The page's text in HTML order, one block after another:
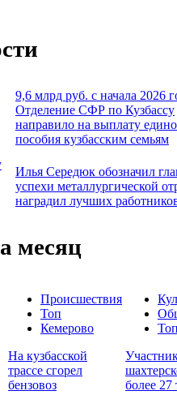
9,6 млрд руб. с начала 2026
Отделение СФР по Кузбассу
направило на выплату
пособия кузбасским семьям
Илья Середюк обозначил
успехи металлургической
наградил лучших
месяц
Происшествия
Топ
Кемерово
На кузбасской
трассе сгорел
бензовоз
более 27